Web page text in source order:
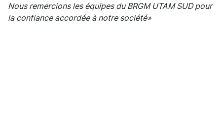
Nous remercions les équipes du BRGM UTAM SUD pour
la confiance accordée à notre société»